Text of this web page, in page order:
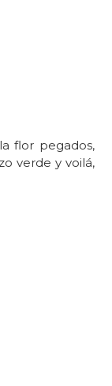
flor pegados,
verde y voilá,